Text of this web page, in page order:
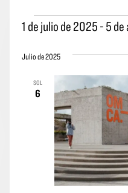
Eventos
1 de julio de 2025 - 5
la
Julio de 2025
SOL
6